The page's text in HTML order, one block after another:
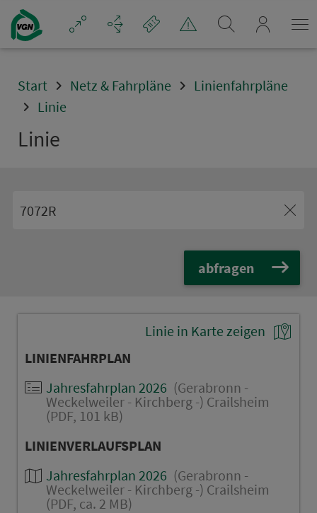
Navigation überspringen
Start Netz & Fahrpläne
Linienfahrpläne
Linie
Linie
abfragen
Linie in Karte zeigen
LINIENFAHRPLAN
Jahresfahrplan 2026 (Gerabronn -
Weckelweiler - Kirchberg -) Crailsheim
(PDF, 101 kB)
LINIENVERLAUFSPLAN
Jahresfahrplan 2026 (Gerabronn -
Weckelweiler - Kirchberg -) Crailsheim
(PDF, ca. 2 MB)